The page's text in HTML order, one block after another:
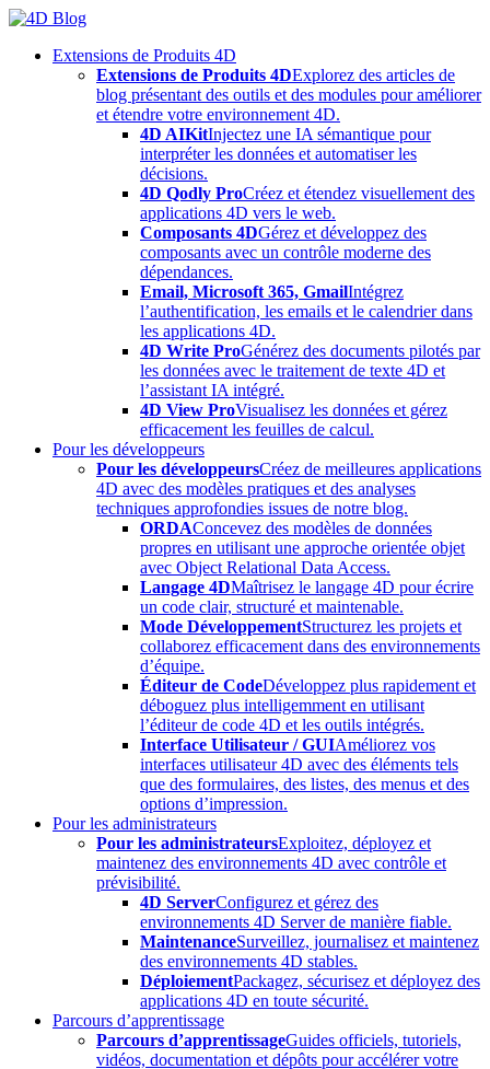
Skip
contentExtensions de Produits 4D
Extensions de Produits 4DExplorez des articles de
blog présentant des outils et des modules pour améliorer
et étendre votre environnement 4D.
4D AIKitInjectez une IA sémantique pour
interpréter les données et automatiser les
décisions.
4D Qodly ProCréez et étendez visuellement des
applications 4D vers le web.
Composants 4DGérez et développez des
composants avec un contrôle moderne des
dépendances.
Email, Microsoft 365, GmailIntégrez
l’authentification, les emails et le calendrier dans
les applications 4D.
4D Write ProGénérez des documents pilotés par
les données avec le traitement de texte 4D et
l’assistant IA intégré.
4D View ProVisualisez les données et gérez
efficacement les feuilles de calcul.
Pour les développeurs
Pour les développeursCréez de meilleures applications
4D avec des modèles pratiques et des analyses
techniques approfondies issues de notre blog.
ORDAConcevez des modèles de données
propres en utilisant une approche orientée objet
avec Object Relational Data Access.
Langage 4DMaîtrisez le langage 4D pour écrire
un code clair, structuré et maintenable.
Mode DéveloppementStructurez les projets et
collaborez efficacement dans des environnements
d’équipe.
Éditeur de CodeDéveloppez plus rapidement et
déboguez plus intelligemment en utilisant
l’éditeur de code 4D et les outils intégrés.
Interface Utilisateur / GUIAméliorez vos
interfaces utilisateur 4D avec des éléments tels
que des formulaires, des listes, des menus et des
options d’impression.
Pour les administrateurs
Pour les administrateursExploitez, déployez et
maintenez des environnements 4D avec contrôle et
prévisibilité.
4D ServerConfigurez et gérez des
environnements 4D Server de manière fiable.
MaintenanceSurveillez, journalisez et maintenez
des environnements 4D stables.
DéploiementPackagez, sécurisez et déployez des
applications 4D en toute sécurité.
Parcours d’apprentissage
Parcours d’apprentissageGuides officiels, tutoriels,
vidéos, documentation et dépôts pour accélérer votre